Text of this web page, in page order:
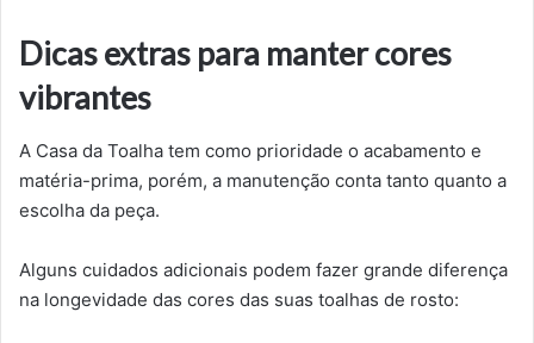
Dicas extras para manter cores
vibrantes
A Casa da Toalha tem como prioridade o acabamento e
matéria-prima, porém, a manutenção conta tanto quanto a
escolha da peça.
Alguns cuidados adicionais podem fazer grande diferença
na longevidade das cores das suas toalhas de rosto: